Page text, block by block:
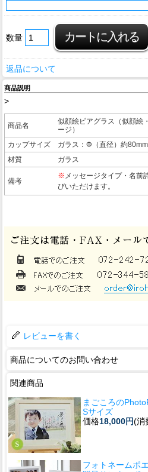
数量
返品について
商品説明
>
商品名
似顔絵ビアグラス（似顔絵
ージ）
カップサイズ
ガラス：Φ（直径）約
材質
ガラス
備考
※ メッセージタイプ・名前
びいただけます。
レビューを書く
商品についてのお問い合わせ
関連商品
まごころの
Sサイズ
価格18,000円(消
フォトネームポ